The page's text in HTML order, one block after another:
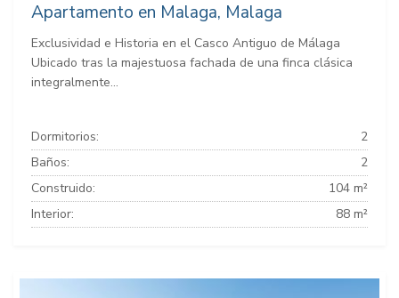
Apartamento en Malaga, Malaga
Exclusividad e Historia en el Casco Antiguo de Málaga
Ubicado tras la majestuosa fachada de una finca clásica
integralmente...
Dormitorios:
2
Baños:
2
Construido:
104 m²
Interior:
88 m²